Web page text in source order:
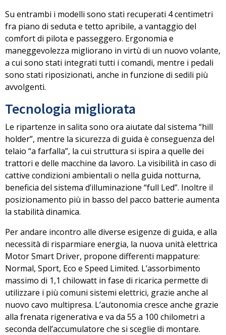
Su entrambi i modelli sono stati recuperati 4 centimetri
fra piano di seduta e tetto apribile, a vantaggio del
comfort di pilota e passeggero. Ergonomia e
maneggevolezza migliorano in virtù di un nuovo volante,
a cui sono stati integrati tutti i comandi, mentre i pedali
sono stati riposizionati, anche in funzione di sedili più
avvolgenti.
Tecnologia migliorata
Le ripartenze in salita sono ora aiutate dal sistema “hill
holder”, mentre la sicurezza di guida è conseguenza del
telaio “a farfalla”, la cui struttura si ispira a quelle dei
trattori e delle macchine da lavoro. La visibilità in caso di
cattive condizioni ambientali o nella guida notturna,
beneficia del sistema d’illuminazione “full Led”. Inoltre il
posizionamento più in basso del pacco batterie aumenta
la stabilità dinamica.
Per andare incontro alle diverse esigenze di guida, e alla
necessità di risparmiare energia, la nuova unità elettrica
Motor Smart Driver, propone differenti mappature:
Normal, Sport, Eco e Speed Limited. L’assorbimento
massimo di 1,1 chilowatt in fase di ricarica permette di
utilizzare i più comuni sistemi elettrici, grazie anche al
nuovo cavo multipresa. L’autonomia cresce anche grazie
alla frenata rigenerativa e va da 55 a 100 chilometri a
seconda dell’accumulatore che si sceglie di montare.